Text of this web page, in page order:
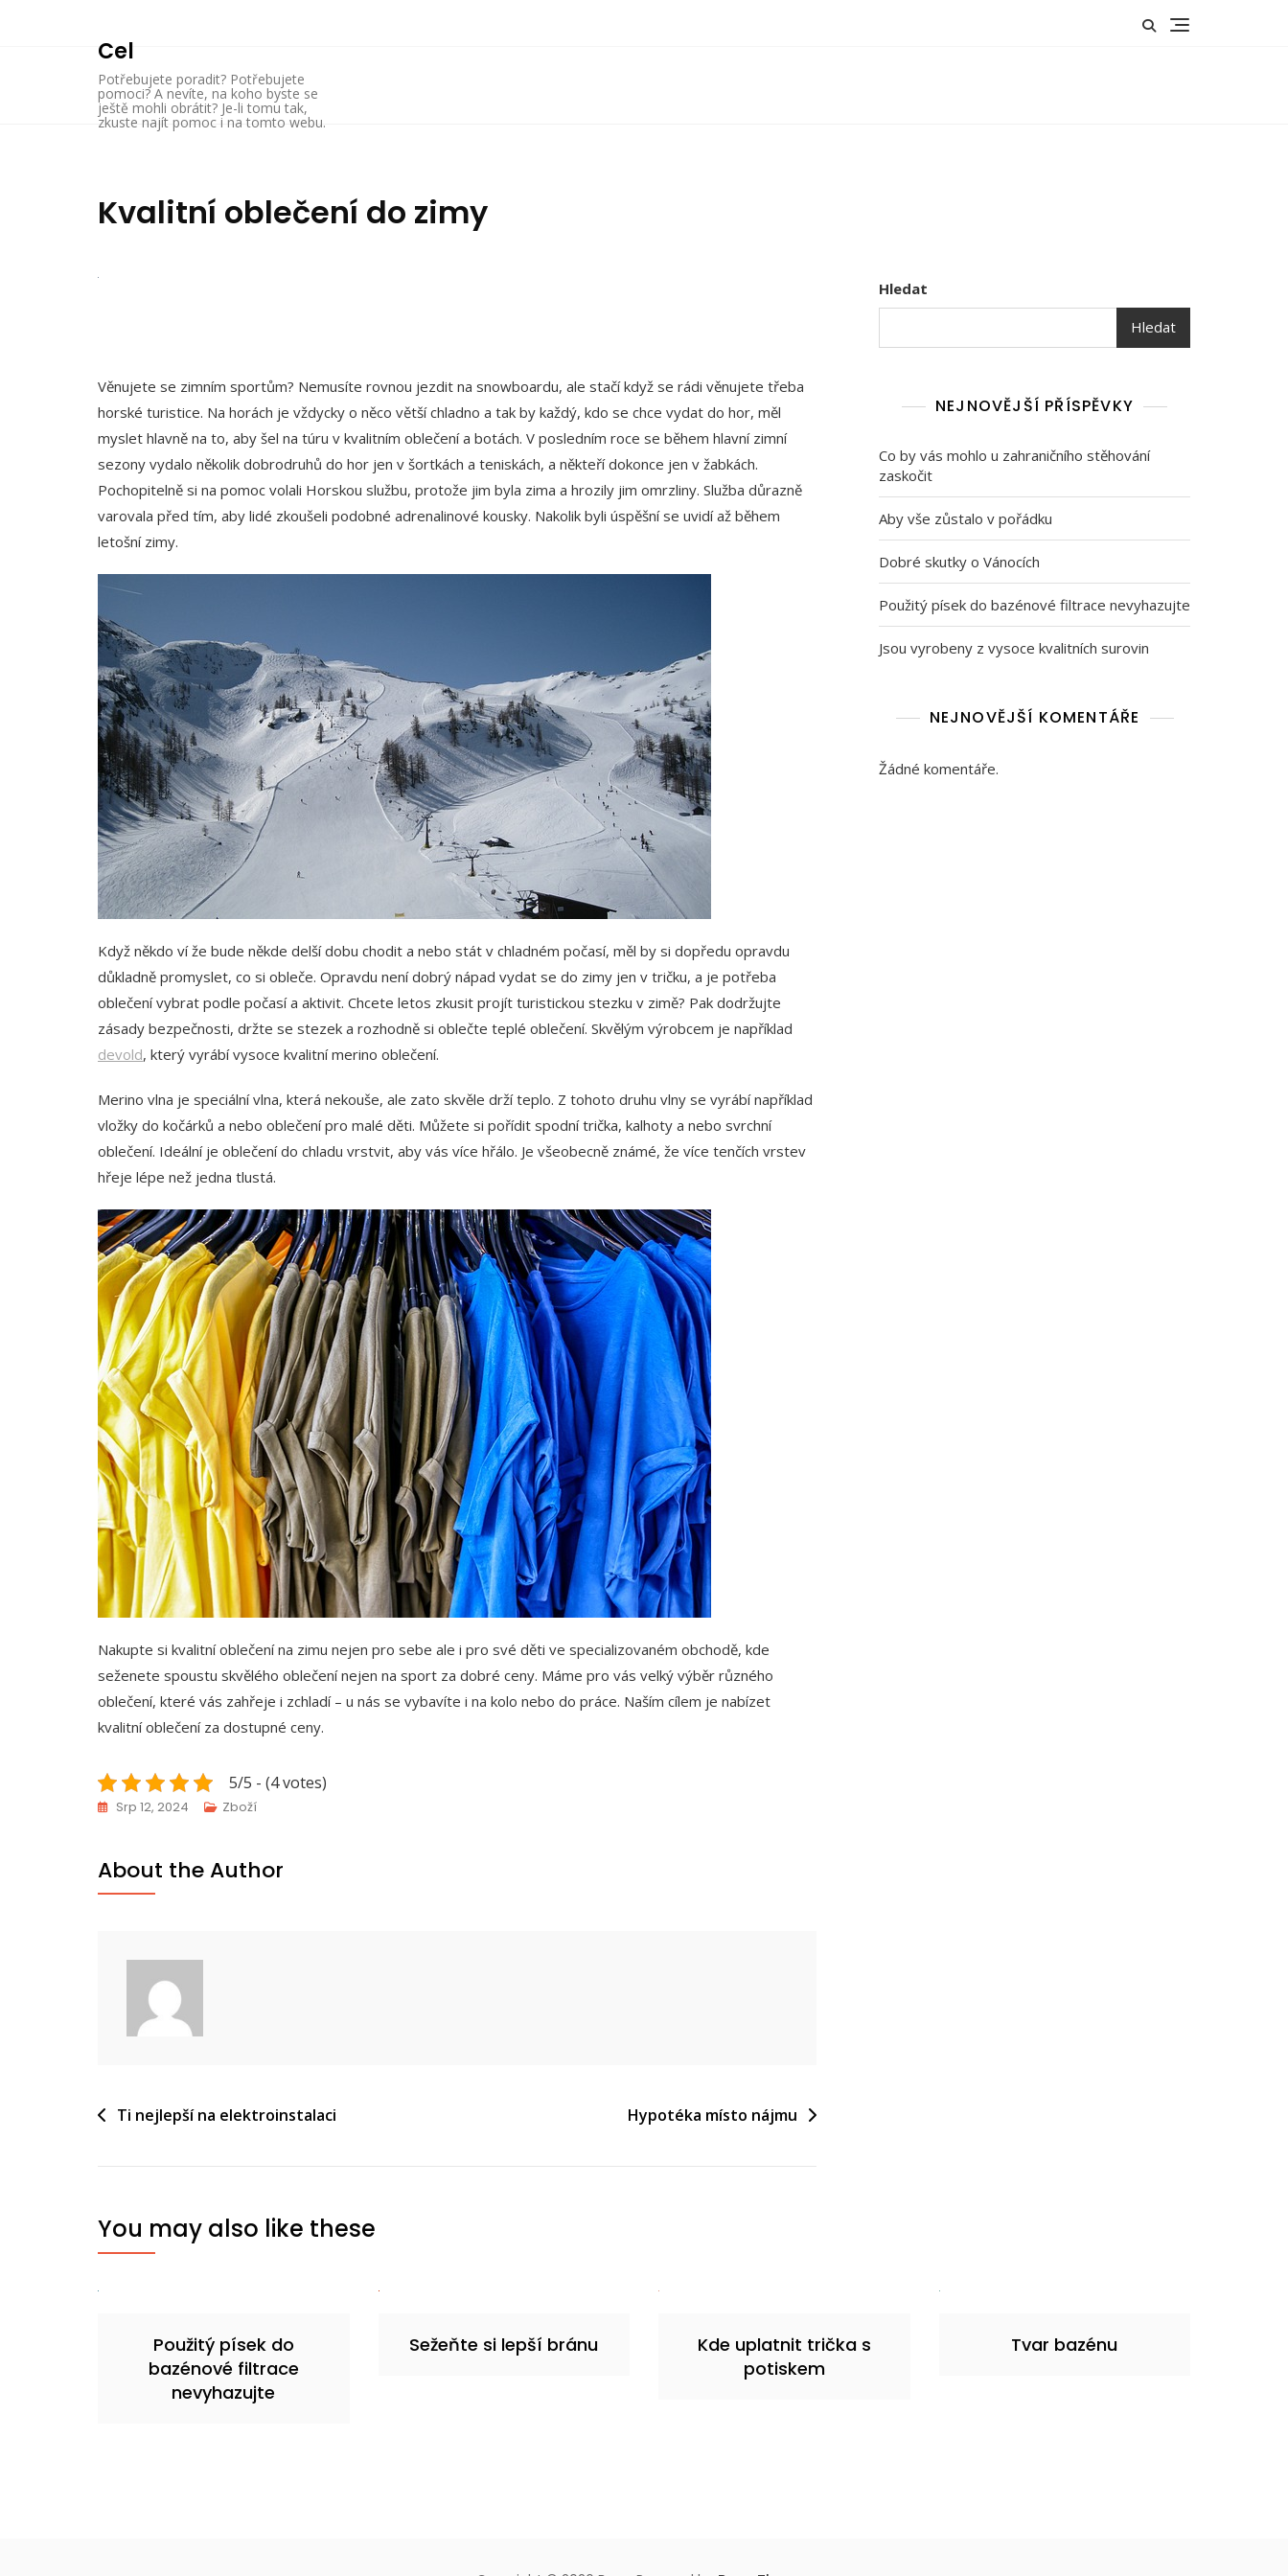
Cel
Potřebujete poradit? Potřebujete
pomoci? A nevíte, na koho byste se
ještě mohli obrátit? Je-li tomu tak,
zkuste najít pomoc i na tomto webu.
Kvalitní oblečení do zimy
Věnujete se zimním sportům? Nemusíte rovnou jezdit na snowboardu, ale stačí když se rádi věnujete třeba
horské turistice. Na horách je vždycky o něco větší chladno a tak by každý, kdo se chce vydat do hor, měl
myslet hlavně na to, aby šel na túru v kvalitním oblečení a botách. V posledním roce se během hlavní zimní
sezony vydalo několik dobrodruhů do hor jen v šortkách a teniskách, a někteří dokonce jen v žabkách.
Pochopitelně si na pomoc volali Horskou službu, protože jim byla zima a hrozily jim omrzliny. Služba důrazně
varovala před tím, aby lidé zkoušeli podobné adrenalinové kousky. Nakolik byli úspěšní se uvidí až během
letošní zimy.
Když někdo ví že bude někde delší dobu chodit a nebo stát v chladném počasí, měl by si dopředu opravdu
důkladně promyslet, co si obleče. Opravdu není dobrý nápad vydat se do zimy jen v tričku, a je potřeba
oblečení vybrat podle počasí a aktivit. Chcete letos zkusit projít turistickou stezku v zimě? Pak dodržujte
zásady bezpečnosti, držte se stezek a rozhodně si oblečte teplé oblečení. Skvělým výrobcem je například
devold, který vyrábí vysoce kvalitní merino oblečení.
Merino vlna je speciální vlna, která nekouše, ale zato skvěle drží teplo. Z tohoto druhu vlny se vyrábí například
vložky do kočárků a nebo oblečení pro malé děti. Můžete si pořídit spodní trička, kalhoty a nebo svrchní
oblečení. Ideální je oblečení do chladu vrstvit, aby vás více hřálo. Je všeobecně známé, že více tenčích vrstev
hřeje lépe než jedna tlustá.
Nakupte si kvalitní oblečení na zimu nejen pro sebe ale i pro své děti ve specializovaném obchodě, kde
seženete spoustu skvělého oblečení nejen na sport za dobré ceny. Máme pro vás velký výběr různého
oblečení, které vás zahřeje i zchladí – u nás se vybavíte i na kolo nebo do práce. Naším cílem je nabízet
kvalitní oblečení za dostupné ceny.
5/5 - (4 votes)
Srp 12, 2024 Zboží
About the Author
Navigace
Ti nejlepší na elektroinstalaci Hypotéka místo nájmu
Hledat
Hledat
NEJNOVĚJŠÍ PŘÍSPĚVKY
Co by vás mohlo u zahraničního stěhování
zaskočit
Aby vše zůstalo v pořádku
Dobré skutky o Vánocích
Použitý písek do bazénové filtrace nevyhazujte
Jsou vyrobeny z vysoce kvalitních surovin
NEJNOVĚJŠÍ KOMENTÁŘE
Žádné komentáře.
You may also like these
Použitý písek do
bazénové filtrace
nevyhazujte
Sežeňte si lepší bránu
Kde uplatnit trička s
potiskem
Tvar bazénu